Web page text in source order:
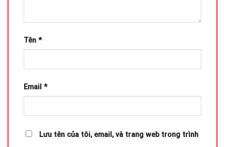
Tên *
Email *
Lưu tên của tôi, email, và trang web trong trình